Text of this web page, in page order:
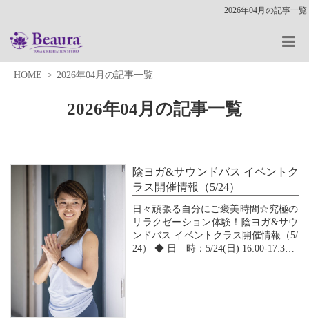
2026年04月の記事一覧
HOME 2026年04月の記事一覧
2026年04月の記事一覧
陰ヨガ&サウンドバス イベントク
ラス開催情報（5/24）
日々頑張る自分にご褒美時間☆究極の
リラクゼーション体験！陰ヨガ&サウ
ンドバス イベントクラス開催情報（5/
24） ◆ 日 時：5/24(日) 16:00-17:30